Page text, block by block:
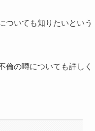
ついても知りたいという
倫の噂についても詳しく